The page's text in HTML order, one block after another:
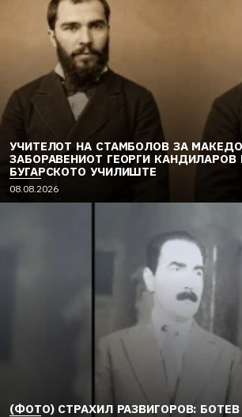
УЧИТЕЛОТ НА СТАМБОЛОВ ЗА
ЗАБОРАВЕНИОТ ГЕОРГИ КАНДИЛАРОВ
БУГАРСКОТО УЧИЛИШТЕ
08.08.2026
(ФОТО) СТРАХИЛ РАЗВИГОРОВ: